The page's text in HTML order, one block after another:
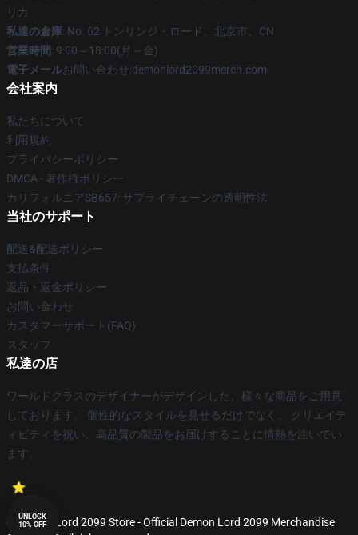
リカ
私達の倉庫: No. 62 トンリンジ・ロード、北京市、CN
営業時間: 9:00～18:00(月～金)
電子メールお問い合わせ:demonlord2099merch.com
会社案内
私たちについて
利用規約
プライバシーポリシー
DMCA - 著作権ポリシー
カリフォルニアSB657: サプライチェーンの透明性法
当社のサポート
配送&配送ポリシー
支払条件
返品・返金ポリシー
お問い合わせ
カスタマーサポート(FAQ)
スタッフ
私達の店
ワールドクラスのデザイナーがデザインした、様々な商品をご用意
しております。 個性的なスタイルを見せるだけでなく、 クリエイテ
ィビティを祝い、高品質の製品をお届けすることに情熱を注いでい
ます。
© Demon Lord 2099 Store - Official Demon Lord 2099 Merchandise
UNLOCK
10% OFF